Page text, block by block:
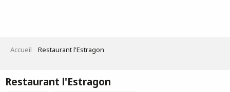
Accueil Restaurant l'Estragon
Restaurant l'Estragon